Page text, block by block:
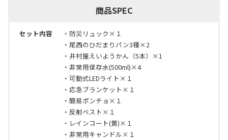
商品SPEC
セット内容
・防災リュック×１
・尾西のひだまりパン3種×2
・井村屋えいようかん（5本）×1
・非常用保存水(500ml)×4
・可動式LEDライト×１
・応急ブランケット×１
・簡易ポンチョ×１
・反射ベスト×１
・レインコート(黄)×１
・非常用キャンドル×１